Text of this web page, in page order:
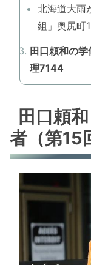
北海道大雨
組」奥尻町
田口頼和の
理7144
田口頼
者（第15